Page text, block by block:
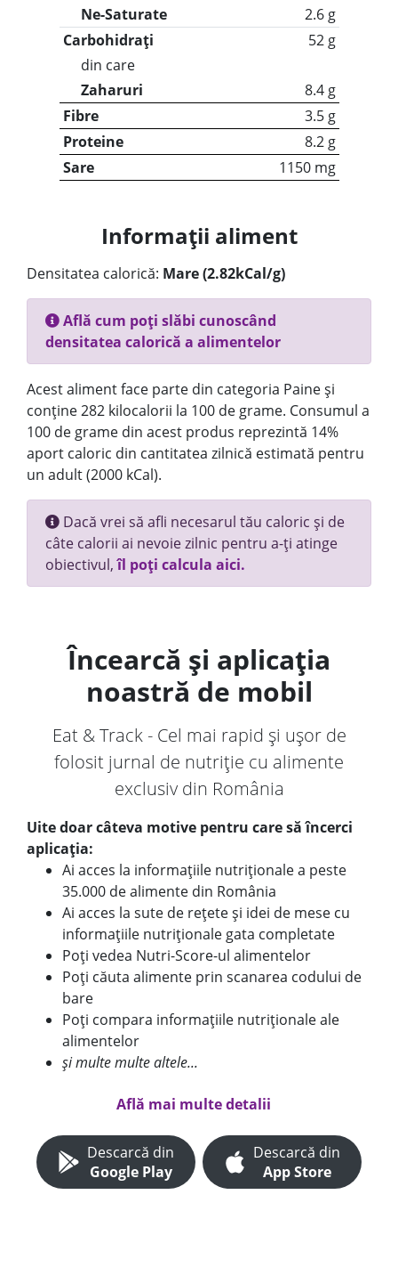
Ne-Saturate
2.6 g
Carbohidrați
52 g
din care
Zaharuri
8.4 g
Fibre
3.5 g
Proteine
8.2 g
Sare
1150 mg
Informații aliment
Densitatea calorică: Mare (2.82kCal/g)
Află cum poți slăbi cunoscând
densitatea calorică a alimentelor
Acest aliment face parte din categoria Paine și
conține 282 kilocalorii la 100 de grame. Consumul a
100 de grame din acest produs reprezintă 14%
aport caloric din cantitatea zilnică estimată pentru
un adult (2000 kCal).
Dacă vrei să afli necesarul tău caloric și de
câte calorii ai nevoie zilnic pentru a-ți atinge
obiectivul,îl poți calcula aici.
Încearcă și aplicația
noastră de mobil
Eat & Track - Cel mai rapid și ușor de
folosit jurnal de nutriție cu alimente
exclusiv din România
Uite doar câteva motive pentru care să încerci
aplicația:
Ai acces la informațiile nutriționale a peste
35.000 de alimente din România
Ai acces la sute de rețete și idei de mese cu
informațiile nutriționale gata completate
Poți vedea Nutri-Score-ul alimentelor
Poți căuta alimente prin scanarea codului de
bare
Poți compara informațiile nutriționale ale
alimentelor
și multe multe altele...
Află mai multe detalii
Descarcă din
Google Play
Descarcă din
App Store